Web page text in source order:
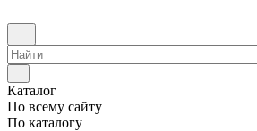
Каталог
По всему сайту
По каталогу